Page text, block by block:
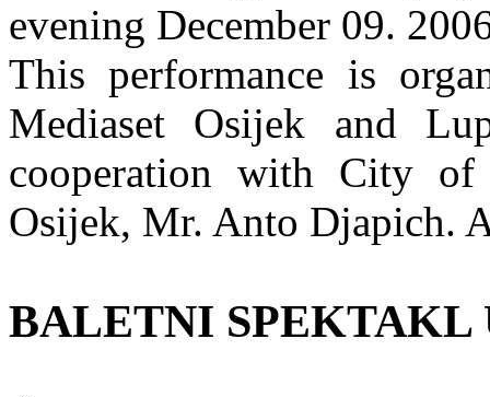
evening December 09.
This performance is
Mediaset Osijek and
cooperation with City
Osijek, Mr. Anto Djapich.
BALETNI SPEKTAKL